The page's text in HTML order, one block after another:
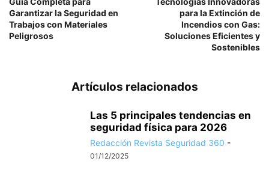
Garantizar la Seguridad en
Trabajos con Materiales
Peligrosos
para la Extinción de
Incendios con Gas:
Soluciones Eficientes y
Sostenibles
Artículos relacionados
Las 5 principales tendencias en
seguridad física para 2026
Redacción Revista Seguridad 360 -
01/12/2025